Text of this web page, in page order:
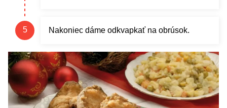
Nakoniec dáme odkvapkať na obrúsok.